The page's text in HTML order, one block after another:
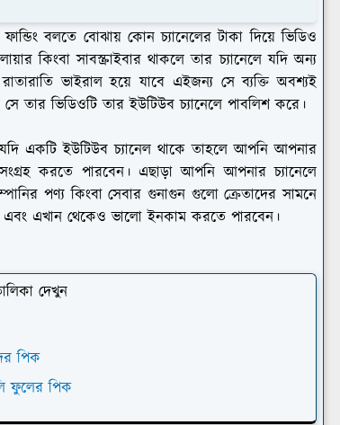
বলতে বোঝায় কোন চ্যানেলের টাকা দিয়ে ভিডিও
কিংবা সাবস্ক্রাইবার থাকলে তার চ্যানেলে যদি অন্য
ভাইরাল হয়ে যাবে এইজন্য সে ব্যক্তি অবশ্যই
তার ভিডিওটি তার ইউটিউব চ্যানেলে পাবলিশ করে।
একটি ইউটিউব চ্যানেল থাকে তাহলে আপনি আপনার
করতে পারবেন। এছাড়া আপনি আপনার চ্যানেলে
পণ্য কিংবা সেবার গুনাগুন গুলো ক্রেতাদের সামনে
এখান থেকেও ভালো ইনকাম করতে পারবেন।
দেখুন
পিক
ফুলের পিক